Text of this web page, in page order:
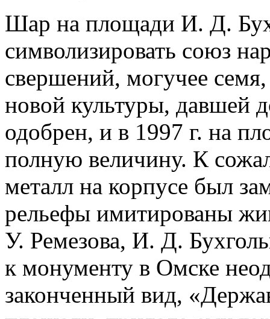
Шар на площади И. Д.
символизировать союз
свершений, могучее
новой культуры, давшей
одобрен, и в 1997 г. на
полную величину. К
металл на корпусе был
рельефы имитированы
У. Ремезова, И. Д.
к монументу в Омске
законченный вид,